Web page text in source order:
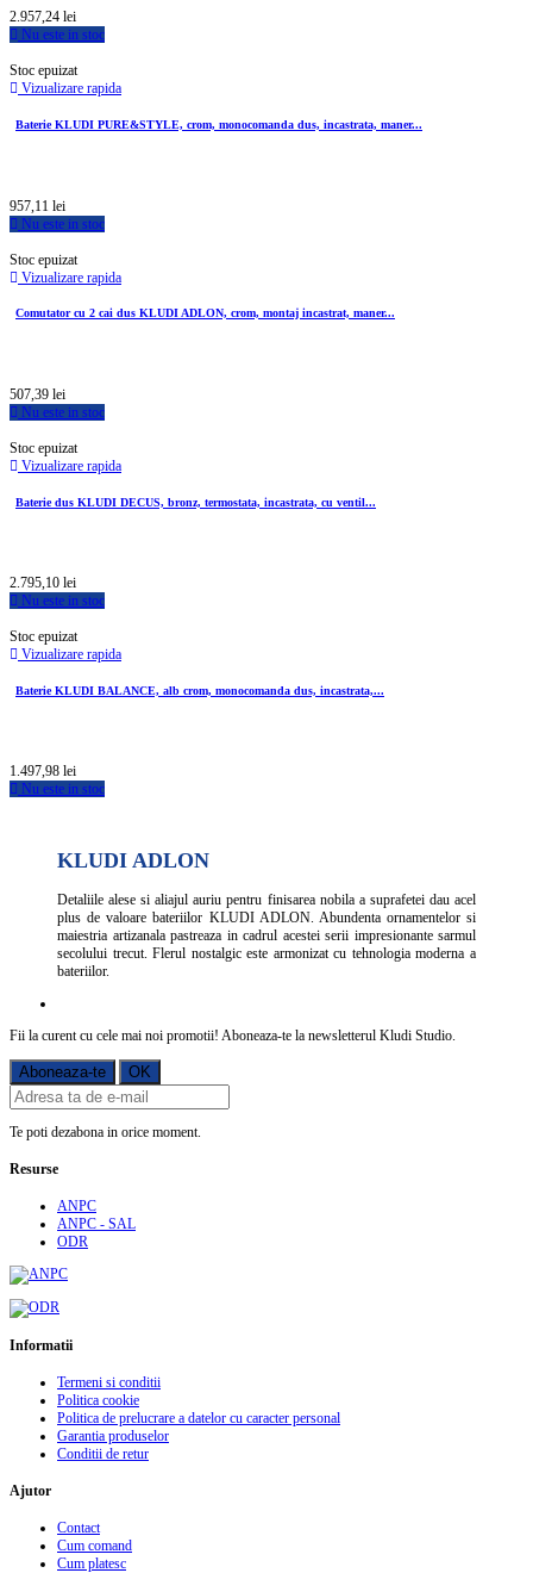
2.957,24 lei
Nu este in stoc
Stoc epuizat
Vizualizare rapida
Baterie KLUDI PURE&STYLE, crom, monocomanda dus, incastrata, maner...
957,11 lei
Nu este in stoc
Stoc epuizat
Vizualizare rapida
Comutator cu 2 cai dus KLUDI ADLON, crom, montaj incastrat, maner...
507,39 lei
Nu este in stoc
Stoc epuizat
Vizualizare rapida
Baterie dus KLUDI DECUS, bronz, termostata, incastrata, cu ventil...
2.795,10 lei
Nu este in stoc
Stoc epuizat
Vizualizare rapida
Baterie KLUDI BALANCE, alb crom, monocomanda dus, incastrata,...
1.497,98 lei
Nu este in stoc
KLUDI ADLON
Detaliile alese si aliajul auriu pentru finisarea nobila a suprafetei dau acel
plus de valoare bateriilor KLUDI ADLON. Abundenta ornamentelor si
maiestria artizanala pastreaza in cadrul acestei serii impresionante sarmul
secolului trecut. Flerul nostalgic este armonizat cu tehnologia moderna a
bateriilor.
Fii la curent cu cele mai noi promotii! Aboneaza-te la newsletterul Kludi Studio.
Te poti dezabona in orice moment.
Resurse
ANPC
ANPC - SAL
ODR
Informatii
Termeni si conditii
Politica cookie
Politica de prelucrare a datelor cu caracter personal
Garantia produselor
Conditii de retur
Ajutor
Contact
Cum comand
Cum platesc